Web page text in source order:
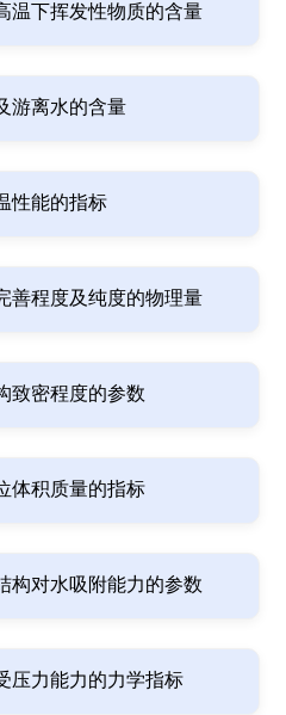
温下挥发性物质的含量
游离水的含量
性能的指标
善程度及纯度的物理量
致密程度的参数
体积质量的指标
构对水吸附能力的参数
压力能力的力学指标